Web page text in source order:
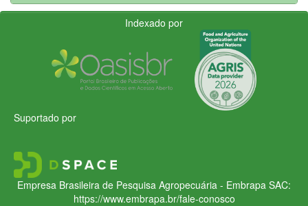
Indexado por
Suportado por
Empresa Brasileira de Pesquisa Agropecuária - Embrapa SAC:
https://www.embrapa.br/fale-conosco